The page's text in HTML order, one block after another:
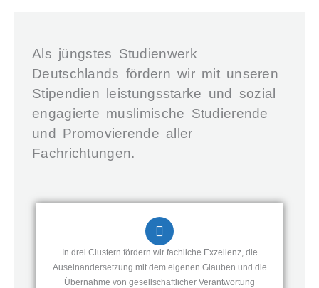
Als jüngstes Studienwerk
Deutschlands fördern wir mit unseren
Stipendien leistungsstarke und sozial
engagierte muslimische Studierende
und Promovierende aller
Fachrichtungen.
In drei Clustern fördern wir fachliche Exzellenz, die
Auseinandersetzung mit dem eigenen Glauben und die
Übernahme von gesellschaftlicher Verantwortung